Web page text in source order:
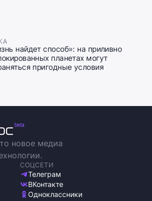
найдет способ»: на приливно
планетах могут
пригодные условия
новое медиа
СОЦСЕТИ
Телеграм
ВКонтакте
Одноклассники